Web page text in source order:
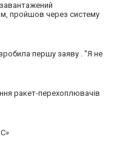
пройшов через систему
першу заяву . "Я не
ракет-перехоплювачів